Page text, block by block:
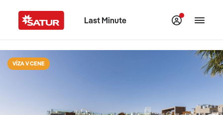
Last Minute
VÍZA V CENE